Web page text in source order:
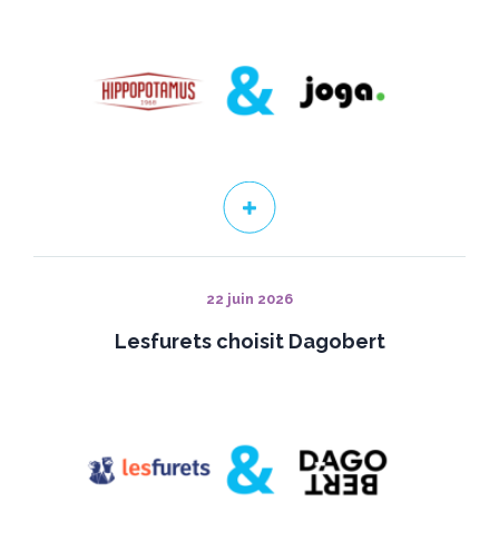
22 juin 2026
Lesfurets choisit Dagobert